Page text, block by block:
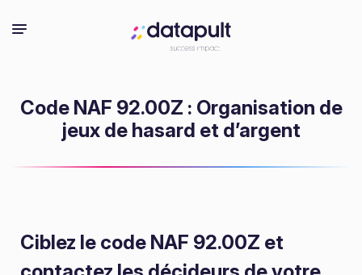
Code NAF 92.00Z : Organisation de
jeux de hasard et d’argent
Ciblez le code NAF 92.00Z et